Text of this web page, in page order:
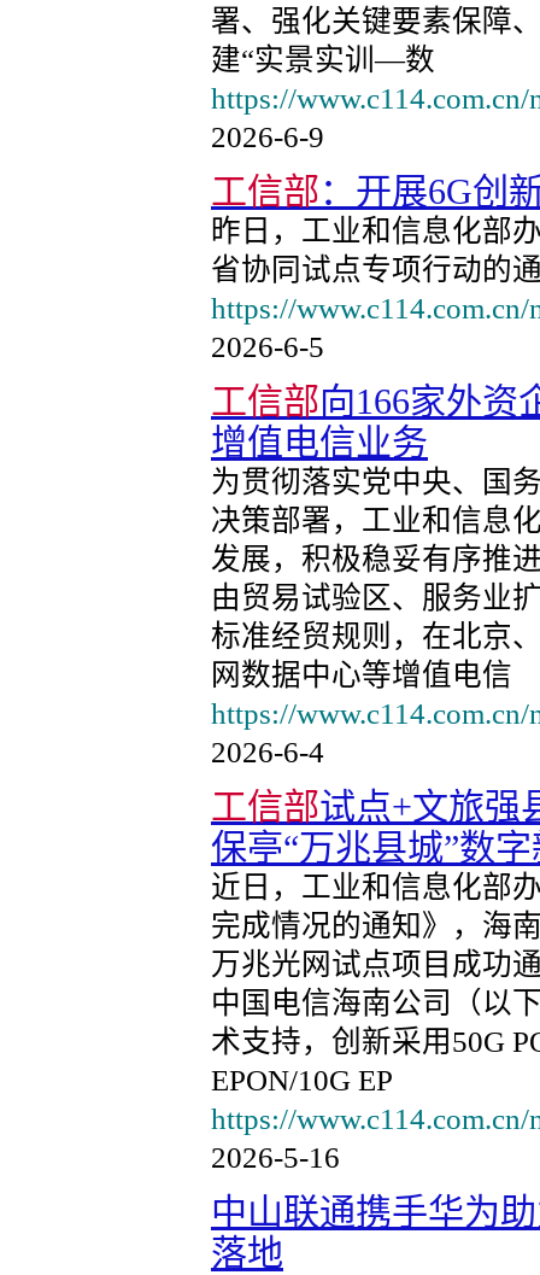
署、强化关键要素保障
建“实景实训—数
https://
2026-6-9
工信部：开展6G创
昨日，工业和信息化部
省协同试点专项行动的
https://
2026-6-5
工信部向166家外资
增值电信业务
为贯彻落实党中央、国
决策部署，工业和信息
发展，积极稳妥有序推
由贸易试验区、服务业
标准经贸规则，在北京
网数据中心等增值电信
https://
2026-6-4
工信部试点+文旅强
保亭“万兆县城”数
近日，工业和信息化部
完成情况的通知》，海
万兆光网试点项目成功
中国电信海南公司（以
术支持，创新采用50G
EPON/10G EP
https://
2026-5-16
中山联通携手华为
落地